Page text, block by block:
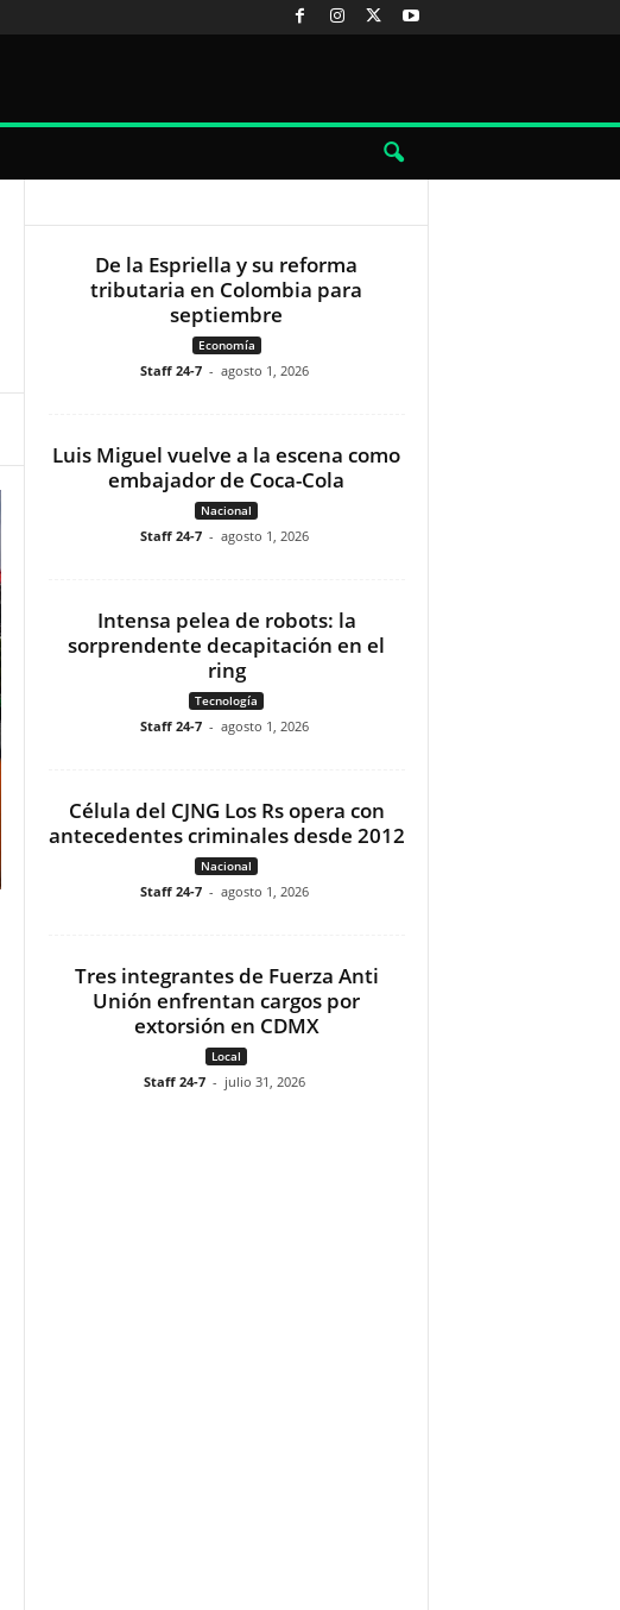
De la Espriella y su reforma
tributaria en Colombia para
septiembre
Economía
Staff 24-7 - agosto 1, 2026
Luis Miguel vuelve a la escena como
embajador de Coca-Cola
Nacional
Staff 24-7 - agosto 1, 2026
Intensa pelea de robots: la
sorprendente decapitación en el
ring
Tecnología
Staff 24-7 - agosto 1, 2026
Célula del CJNG Los Rs opera con
antecedentes criminales desde 2012
Nacional
Staff 24-7 - agosto 1, 2026
Tres integrantes de Fuerza Anti
Unión enfrentan cargos por
extorsión en CDMX
Local
Staff 24-7 - julio 31, 2026